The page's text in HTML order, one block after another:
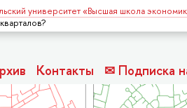
университет «Высшая школа
Контакты ✉ Подписка